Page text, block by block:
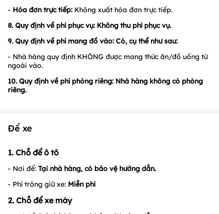
- Hóa đơn trực tiếp: Không xuất hóa đơn trực tiếp.
8. Quy định về phí phục vụ: Không thu phí phục vụ.
9. Quy định về phí mang đồ vào: Có, cụ thể như sau:
- Nhà hàng quy định KHÔNG được mang thức ăn/đồ uống từ
ngoài vào.
10. Quy định về phí phòng riêng: Nhà hàng không có phòng
riêng.
Để xe
1. Chỗ để ô tô
- Nơi để: Tại nhà hàng, có bảo vệ hướng dẫn.
- Phí trông giữ xe: Miễn phí
2. Chỗ để xe máy